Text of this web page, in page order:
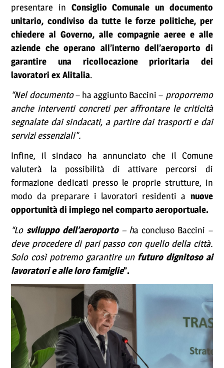
presentare in Consiglio Comunale un documento
unitario, condiviso da tutte le forze politiche, per
chiedere al Governo, alle compagnie aeree e alle
aziende che operano all’interno dell’aeroporto di
garantire una ricollocazione prioritaria dei
lavoratori ex Alitalia.
“Nel documento– ha aggiunto Baccini – proporremo
anche interventi concreti per affrontare le criticità
segnalate dai sindacati, a partire dai trasporti e dai
servizi essenziali”.
Infine, il sindaco ha annunciato che il Comune
valuterà la possibilità di attivare percorsi di
formazione dedicati presso le proprie strutture, in
modo da preparare i lavoratori residenti a nuove
opportunità di impiego nel comparto aeroportuale.
“Lo sviluppo dell’aeroporto – ha concluso Baccini –
deve procedere di pari passo con quello della città.
Solo così potremo garantire unfuturo dignitoso ai
lavoratori e alle loro famiglie”.